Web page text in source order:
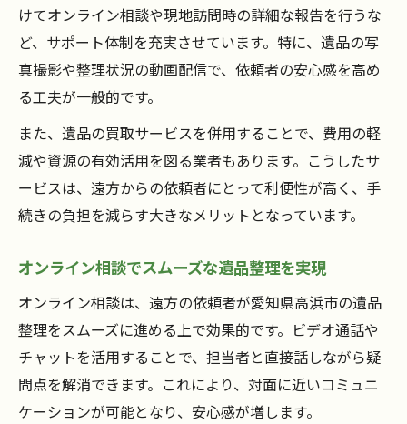
けてオンライン相談や現地訪問時の詳細な報告を行うな
ど、サポート体制を充実させています。特に、遺品の写
真撮影や整理状況の動画配信で、依頼者の安心感を高め
る工夫が一般的です。
また、遺品の買取サービスを併用することで、費用の軽
減や資源の有効活用を図る業者もあります。こうしたサ
ービスは、遠方からの依頼者にとって利便性が高く、手
続きの負担を減らす大きなメリットとなっています。
オンライン相談でスムーズな遺品整理を実現
オンライン相談は、遠方の依頼者が愛知県高浜市の遺品
整理をスムーズに進める上で効果的です。ビデオ通話や
チャットを活用することで、担当者と直接話しながら疑
問点を解消できます。これにより、対面に近いコミュニ
ケーションが可能となり、安心感が増します。